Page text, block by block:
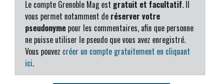
Le compte Grenoble Mag est gratuit et facultatif. Il
vous permet notamment de réserver votre
pseudonyme pour les commentaires, afin que personne
ne puisse utiliser le pseudo que vous avez enregistré.
Vous pouvez créer un compte gratuitement en cliquant
ici.